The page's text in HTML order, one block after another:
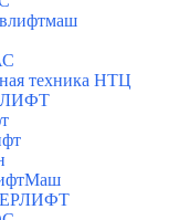
техника НТЦ